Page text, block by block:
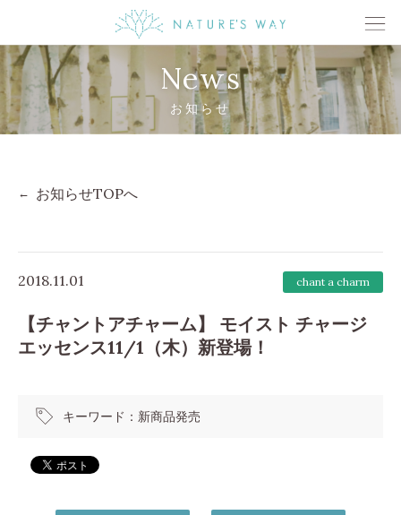
News
お知らせ
お知らせTOPへ
2018.11.01 chant a charm
【チャントアチャーム】 モイスト チャージ
エッセンス11/1（木）新登場！
キーワード： 新商品発売